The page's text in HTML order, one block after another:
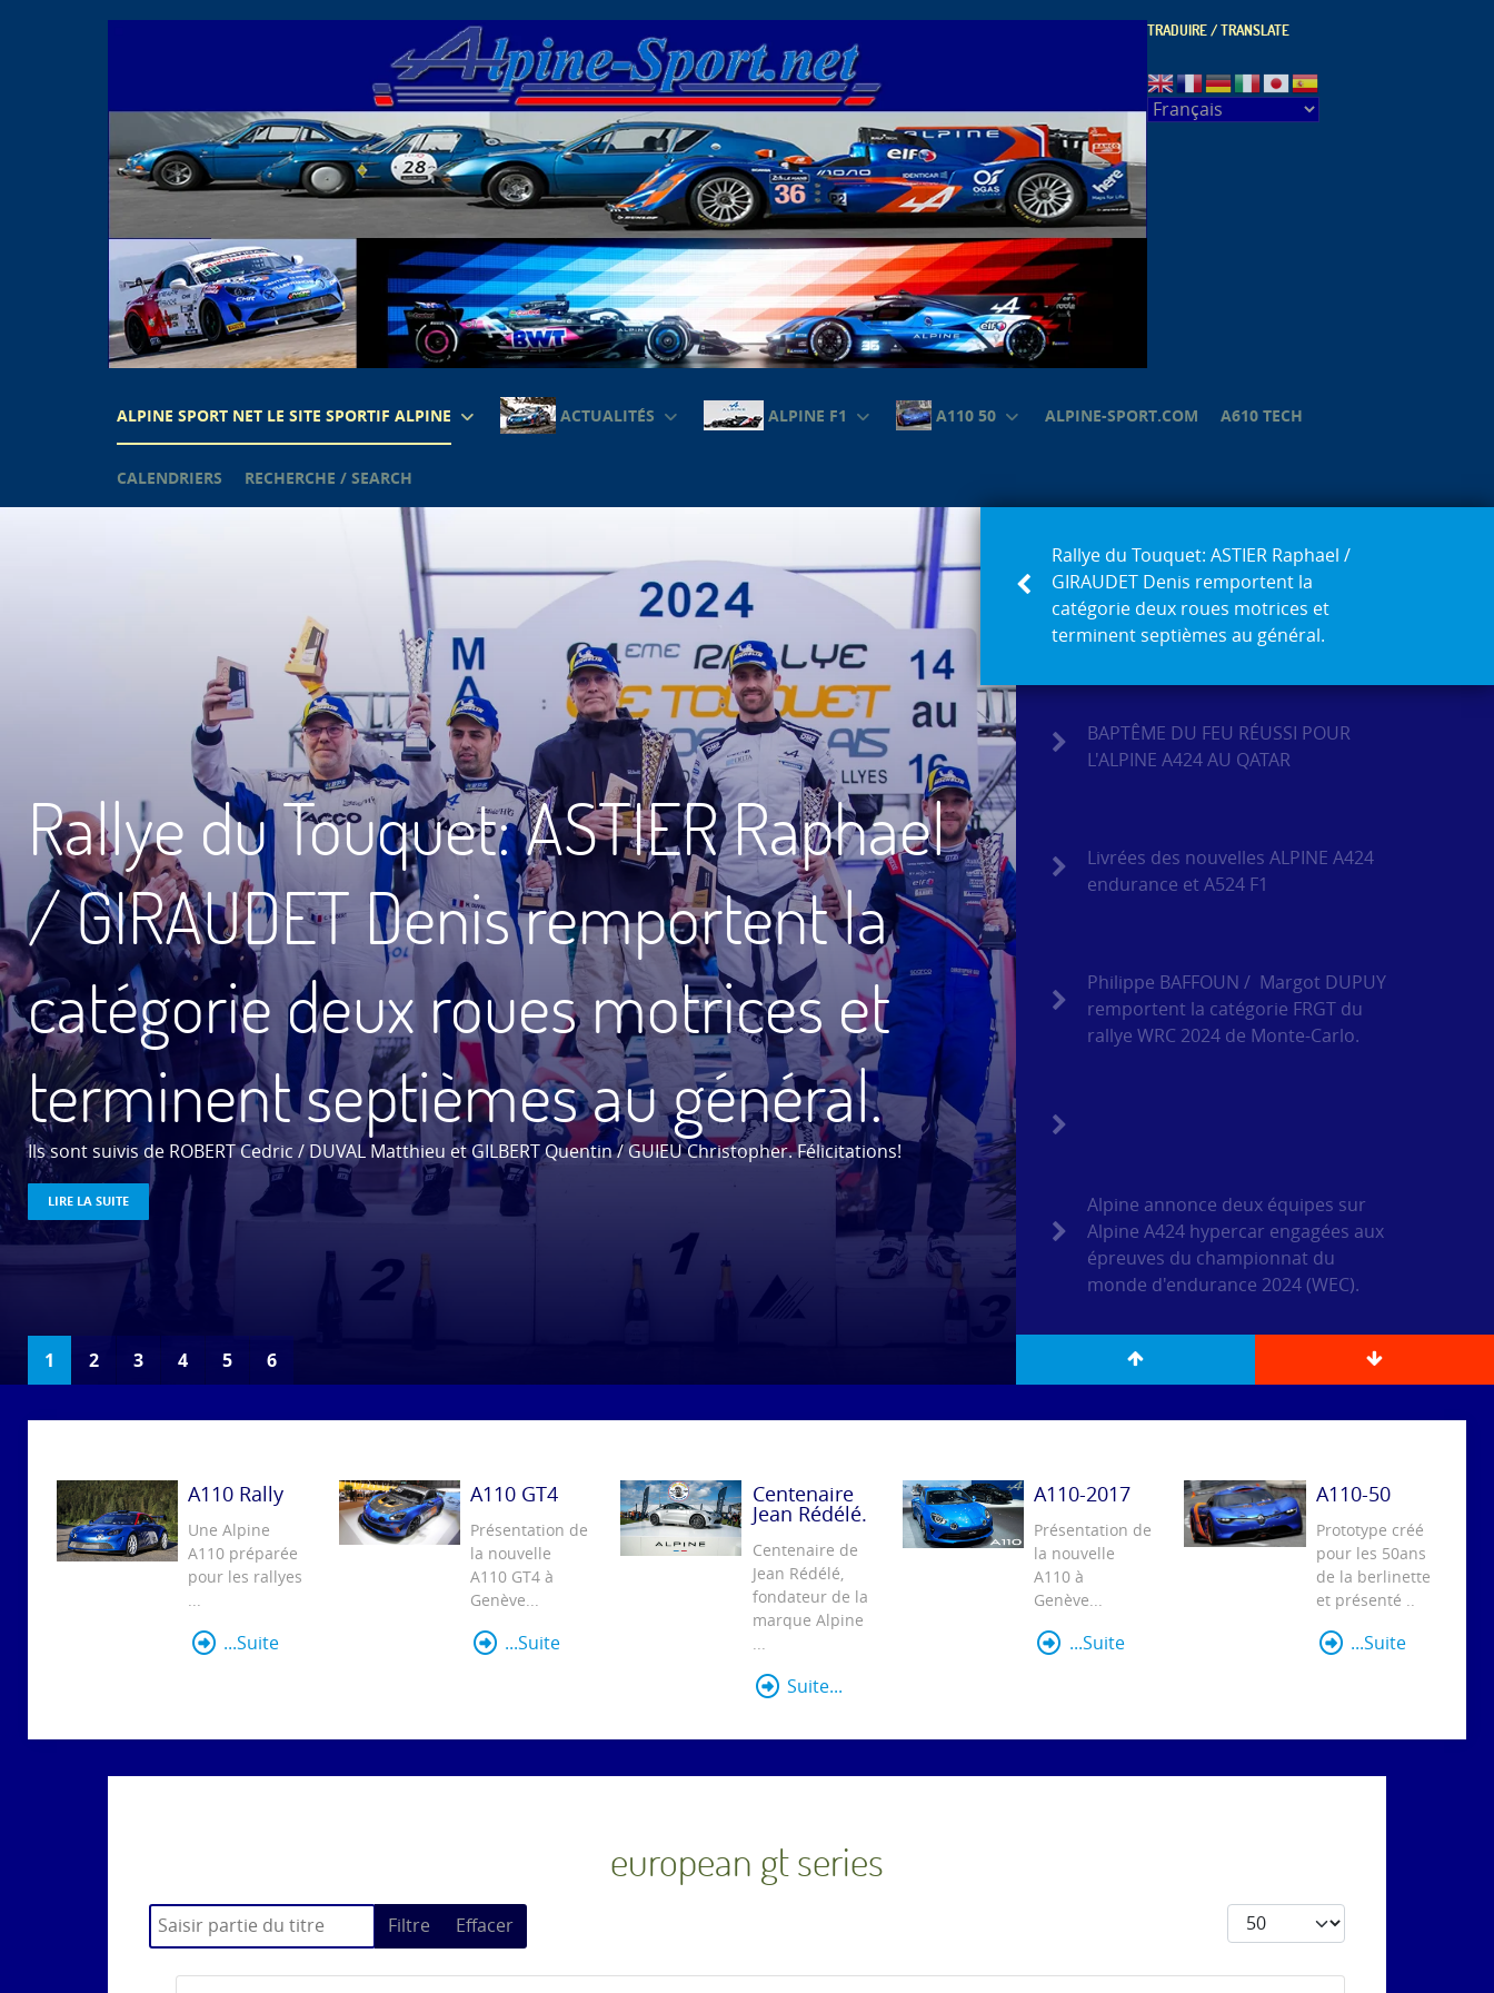
TRADUIRE / TRANSLATE
ALPINE SPORT NET LE SITE SPORTIF ALPINE ACTUALITÉS ALPINE F1 A110 50 ALPINE-SPORT.COM A610 TECH
CALENDRIERS RECHERCHE / SEARCH
Rallye du Touquet: ASTIER Raphael
/ GIRAUDET Denis remportent la
catégorie deux roues motrices et
terminent septièmes au général.
Ils sont suivis de ROBERT Cedric / DUVAL Matthieu et GILBERT Quentin / GUIEU Christopher. Félicitations!
LIRE LA SUITE
LIRE LA SUITE...
LIRE LA SUITE
LIRE LA SUITE...
LIRE LA SUITE...
1 2 3 4 5 6
Rallye du Touquet: ASTIER Raphael /
GIRAUDET Denis remportent la
catégorie deux roues motrices et
terminent septièmes au général.
BAPTÊME DU FEU RÉUSSI POUR
L'ALPINE A424 AU QATAR
Livrées des nouvelles ALPINE A424
endurance et A524 F1
Philippe BAFFOUN / Margot DUPUY
remportent la catégorie FRGT du
rallye WRC 2024 de Monte-Carlo.
Alpine annonce deux équipes sur
Alpine A424 hypercar engagées aux
épreuves du championnat du
monde d'endurance 2024 (WEC).
A110 Rally
Une Alpine
A110 préparée
pour les rallyes
...
...Suite
A110 GT4
Présentation de
la nouvelle
A110 GT4 à
Genève...
...Suite
Centenaire
Jean Rédélé.
Centenaire de
Jean Rédélé,
fondateur de la
marque Alpine
...
Suite...
A110-2017
Présentation de
la nouvelle
A110 à
Genève...
...Suite
A110-50
Prototype créé
pour les 50ans
de la berlinette
et présenté ..
...Suite
european gt series
Saisir partie du titre Filtre Effacer Afficher #